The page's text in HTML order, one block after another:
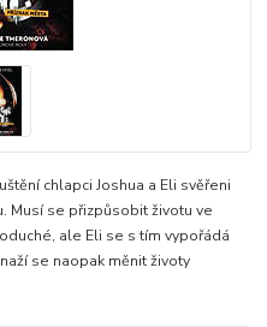
chlapci Joshua a Eli svěřeni
Musí se přizpůsobit životu ve
ale Eli se s tím vypořádá
se naopak měnit životy